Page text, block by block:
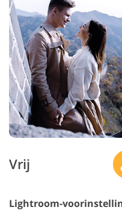
Vrij
Lightroom-